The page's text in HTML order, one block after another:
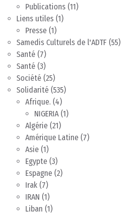
Publications (11)
Liens utiles (1)
Presse (1)
Samedis Culturels de l'ADTF (55)
Santé (7)
Santé (3)
Société (25)
Solidarité (535)
Afrique. (4)
NIGERIA(1)
Algérie (21)
Amérique Latine (7)
Asie (1)
Egypte (3)
Espagne (2)
Irak (7)
IRAN (1)
Liban (1)